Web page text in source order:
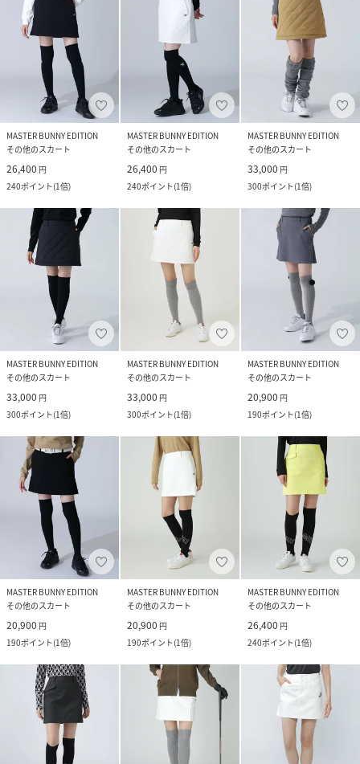
MASTER BUNNY EDITION
その他のスカート
26,400 円
240ポイント(1倍)
MASTER BUNNY EDITION
その他のスカート
26,400 円
240ポイント(1倍)
MASTER BUNNY EDITION
その他のスカート
33,000 円
300ポイント(1倍)
MASTER BUNNY EDITION
その他のスカート
33,000 円
300ポイント(1倍)
MASTER BUNNY EDITION
その他のスカート
33,000 円
300ポイント(1倍)
MASTER BUNNY EDITION
その他のスカート
20,900 円
190ポイント(1倍)
MASTER BUNNY EDITION
その他のスカート
20,900 円
190ポイント(1倍)
MASTER BUNNY EDITION
その他のスカート
20,900 円
190ポイント(1倍)
MASTER BUNNY EDITION
その他のスカート
26,400 円
240ポイント(1倍)